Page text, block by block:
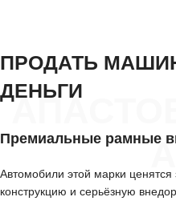
ПРОДАТЬ
ДЕНЬГИ
Премиальные рамные
Автомобили этой марки
конструкцию и серьёзную